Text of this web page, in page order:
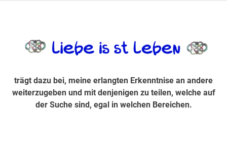
Suche sind, egal in welchen Bereichen.
trägt dazu bei, meine erlangten Erkenntnise an andere
weiterzugeben und mit denjenigen zu teilen, welche auf
der Suche sind, egal in welchen Bereichen.